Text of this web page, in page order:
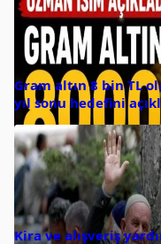
Gram altın 8 bin TL
yıl sonu hedefini
Kira ve alışveriş